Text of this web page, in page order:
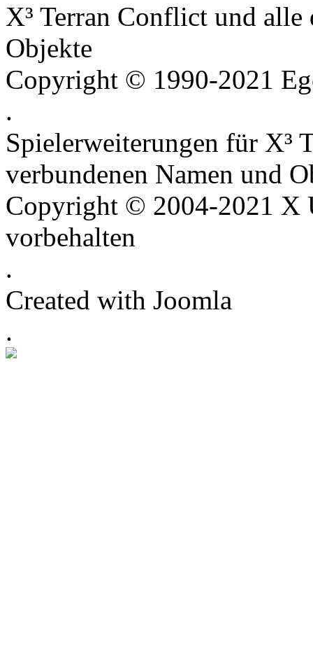
X³ Terran Conflict und
Objekte
Copyright © 1990-2021
.
Spielerweiterungen für X³
verbundenen Namen und
Copyright © 2004-2021 X
vorbehalten
.
Created with Joomla
.